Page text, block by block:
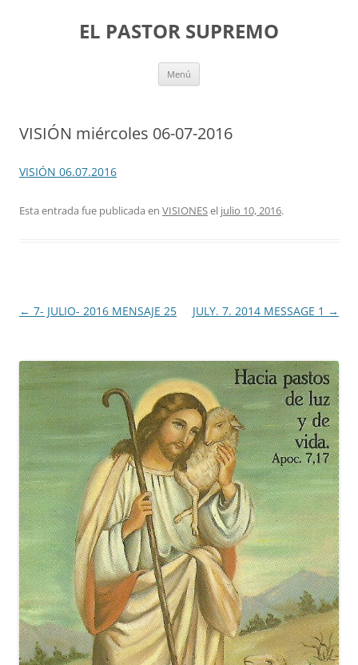
EL PASTOR SUPREMO
Menú
VISIÓN miércoles 06-07-2016
VISIÓN 06.07.2016
Esta entrada fue publicada en VISIONESel julio 10, 2016.
Navegación
← 7- JULIO- 2016 MENSAJE 25 JULY. 7. 2014 MESSAGE 1 →